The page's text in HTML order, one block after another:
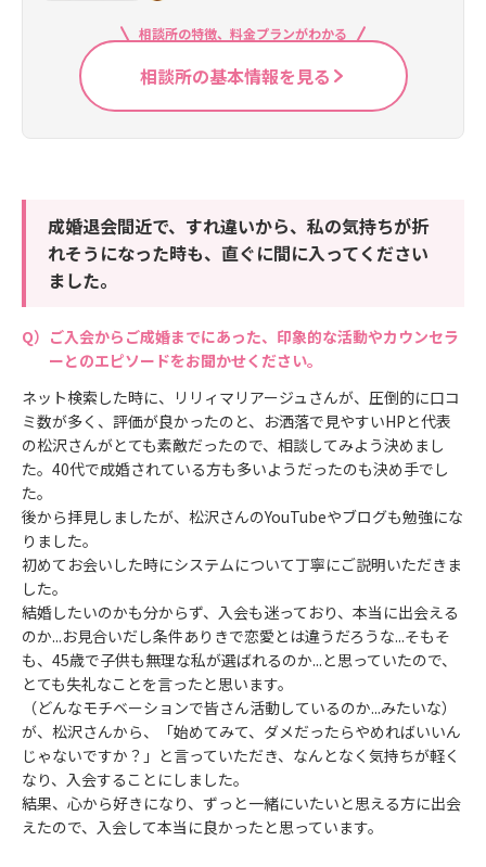
相談所の特徴、料金プランがわかる
相談所の基本情報を見る
成婚退会間近で、すれ違いから、私の気持ちが折
れそうになった時も、直ぐに間に入ってください
ました。
ご入会からご成婚までにあった、印象的な活動やカウンセラ
ーとのエピソードをお聞かせください。
ネット検索した時に、リリィマリアージュさんが、圧倒的に口コ
ミ数が多く、評価が良かったのと、お洒落で見やすいHPと代表
の松沢さんがとても素敵だったので、相談してみよう決めまし
た。40代で成婚されている方も多いようだったのも決め手でし
た。
後から拝見しましたが、松沢さんのYouTubeやブログも勉強にな
りました。
初めてお会いした時にシステムについて丁寧にご説明いただきま
した。
結婚したいのかも分からず、入会も迷っており、本当に出会える
のか...お見合いだし条件ありきで恋愛とは違うだろうな...そもそ
も、45歳で子供も無理な私が選ばれるのか...と思っていたので、
とても失礼なことを言ったと思います。
（どんなモチベーションで皆さん活動しているのか...みたいな）
が、松沢さんから、「始めてみて、ダメだったらやめればいいん
じゃないですか？」と言っていただき、なんとなく気持ちが軽く
なり、入会することにしました。
結果、心から好きになり、ずっと一緒にいたいと思える方に出会
えたので、入会して本当に良かったと思っています。